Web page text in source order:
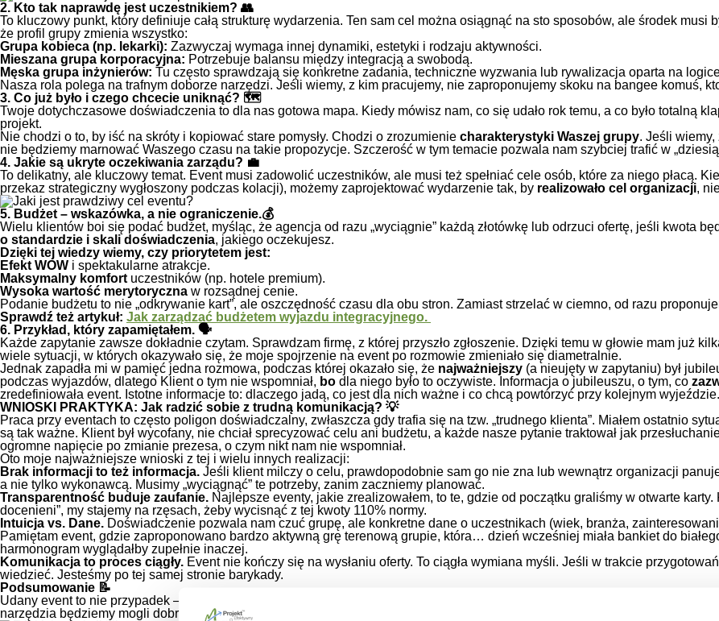
2. Kto tak naprawdę jest uczestnikiem? 👥
To kluczowy punkt, który definiuje całą strukturę wydarzenia. Ten sam cel można osiągnąć na sto sposobów, ale środek
że profil grupy zmienia wszystko:
Grupa kobieca (np. lekarki): Zazwyczaj wymaga innej dynamiki, estetyki i rodzaju aktywności.
Mieszana grupa korporacyjna: Potrzebuje balansu między integracją a swobodą.
Męska grupa inżynierów: Tu często sprawdzają się konkretne zadania, techniczne wyzwania lub rywalizacja oparta na
Nasza rola polega na trafnym doborze narzędzi. Jeśli wiemy, z kim pracujemy, nie zaproponujemy skoku na bangee komuś,
3. Co już było i czego chcecie uniknąć? 🗺️
Twoje dotychczasowe doświadczenia to dla nas gotowa mapa. Kiedy mówisz nam, co się udało rok temu, a co było totalną
projekt.
Nie chodzi o to, by iść na skróty i kopiować stare pomysły. Chodzi o zrozumienie charakterystyki Waszej grupy. Jeśli wiemy,
nie będziemy marnować Waszego czasu na takie propozycje. Szczerość w tym temacie pozwala nam szybciej trafić w
4. Jakie są ukryte oczekiwania zarządu? 💼
To delikatny, ale kluczowy temat. Event musi zadowolić uczestników, ale musi też spełniać cele osób, które za niego płacą.
przekaz strategiczny wygłoszony podczas kolacji), możemy zaprojektować wydarzenie tak, by realizowało cel organizacji,
5. Budżet – wskazówka, a nie ograniczenie.💰
Wielu klientów boi się podać budżet, myśląc, że agencja od razu „wyciągnie” każdą złotówkę lub odrzuci ofertę, jeśli kwota
o standardzie i skali doświadczenia, jakiego oczekujesz.
Dzięki tej wiedzy wiemy, czy priorytetem jest:
Efekt WOW i spektakularne atrakcje.
Maksymalny komfort uczestników (np. hotele premium).
Wysoka wartość merytoryczna w rozsądnej cenie.
Podanie budżetu to nie „odkrywanie kart”, ale oszczędność czasu dla obu stron. Zamiast strzelać w ciemno, od razu
Sprawdź też artykuł: Jak zarządzać budżetem wyjazdu integracyjnego.
6. Przykład, który zapamiętałem. 🗣️
Każde zapytanie zawsze dokładnie czytam. Sprawdzam firmę, z której przyszło zgłoszenie. Dzięki temu w głowie mam już
wiele sytuacji, w których okazywało się, że moje spojrzenie na event po rozmowie zmieniało się diametralnie.
Jednak zapadła mi w pamięć jedna rozmowa, podczas której okazało się, że najważniejszy (a nieujęty w zapytaniu) był
podczas wyjazdów, dlatego Klient o tym nie wspomniał, bo dla niego było to oczywiste. Informacja o jubileuszu, o tym, co
zredefiniowała event. Istotne informacje to: dlaczego jadą, co jest dla nich ważne i co chcą powtórzyć przy kolejnym
WNIOSKI PRAKTYKA: Jak radzić sobie z trudną komunikacją? 💡
Praca przy eventach to często poligon doświadczalny, zwłaszcza gdy trafia się na tzw. „trudnego klienta”. Miałem ostatnio
są tak ważne. Klient był wycofany, nie chciał sprecyzować celu ani budżetu, a każde nasze pytanie traktował jak
ogromne napięcie po zmianie prezesa, o czym nikt nam nie wspomniał.
Oto moje najważniejsze wnioski z tej i wielu innych realizacji:
Brak informacji to też informacja. Jeśli klient milczy o celu, prawdopodobnie sam go nie zna lub wewnątrz organizacji
a nie tylko wykonawcą. Musimy „wyciągnąć” te potrzeby, zanim zaczniemy planować.
Transparentność buduje zaufanie. Najlepsze eventy, jakie zrealizowałem, to te, gdzie od początku graliśmy w otwarte
docenieni”, my stajemy na rzęsach, żeby wycisnąć z tej kwoty 110% normy.
Intuicja vs. Dane. Doświadczenie pozwala nam czuć grupę, ale konkretne dane o uczestnikach (wiek, branża,
Pamiętam event, gdzie zaproponowano bardzo aktywną grę terenową grupie, która… dzień wcześniej miała bankiet do
harmonogram wyglądałby zupełnie inaczej.
Komunikacja to proces ciągły. Event nie kończy się na wysłaniu oferty. To ciągła wymiana myśli. Jeśli w trakcie
wiedzieć. Jesteśmy po tej samej stronie barykady.
Podsumowanie 📝
Udany event to nie przypadek – to efekt szczerej komunikacji na linii klient-agencja. Pamiętaj, że im więcej powiesz nam o
narzędzia będziemy mogli dobrać. Nie traktuj nas jak dostawcy usługi, ale jak partnera, któremu tak samo jak Tobie zależy na